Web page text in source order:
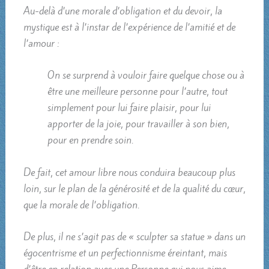
Au-delà d’une morale d’obligation et du devoir, la
mystique est à l’instar de l’expérience de l’amitié et de
l’amour :
On se surprend à vouloir faire quelque chose ou à
être une meilleure personne pour l’autre, tout
simplement pour lui faire plaisir, pour lui
apporter de la joie, pour travailler à son bien,
pour en prendre soin.
De fait, cet amour libre nous conduira beaucoup plus
loin, sur le plan de la générosité et de la qualité du cœur,
que la morale de l’obligation.
De plus, il ne s’agit pas de « sculpter sa statue » dans un
égocentrisme et un perfectionnisme éreintant, mais